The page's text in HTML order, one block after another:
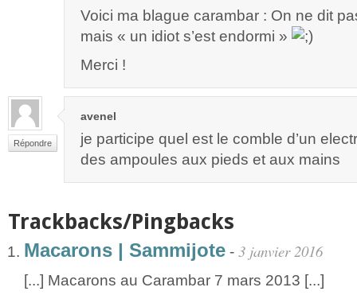
Voici ma blague carambar : On ne dit
mais « un idiot s’est endormi »
Merci !
Répondre
avenel
je participe quel est le comble d’un
des ampoules aux pieds et aux mains
Trackbacks/Pingbacks
Macarons | Sammijote - 3 janvier 2016
[...] Macarons au Carambar 7 mars 2013 [...]